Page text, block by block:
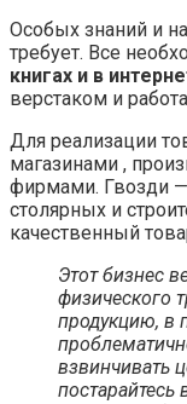
Особых знаний и
требует. Все
книгах и в
верстаком и
Для реализации
магазинами ,
фирмами. Гвозди
столярных и
качественный
Этот бизнес
физического
продукцию, в
взвинчивать